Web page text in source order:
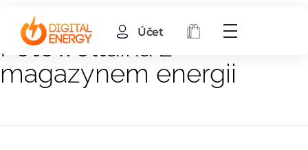
Účet
Fotowoltaika z
magazynem energii